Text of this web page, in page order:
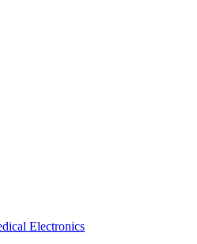
Electronics